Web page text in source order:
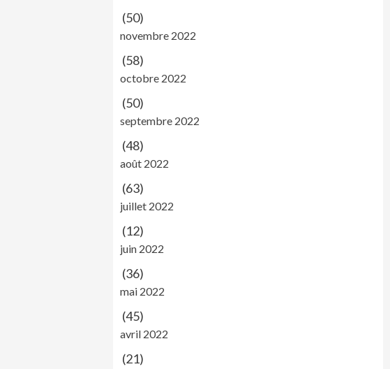
(50)
novembre 2022
(58)
octobre 2022
(50)
septembre 2022
(48)
août 2022
(63)
juillet 2022
(12)
juin 2022
(36)
mai 2022
(45)
avril 2022
(21)